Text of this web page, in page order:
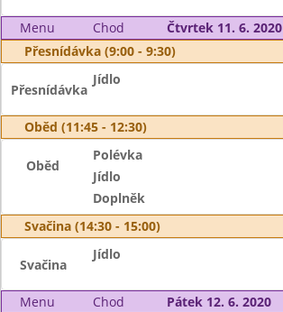
Menu Chod
Čtvrtek 11. 6. 2020
Přesnídávka (9:00 - 9:30)
Přesnídávka
Jídlo
Oběd (11:45 - 12:30)
Oběd
Polévka
Jídlo
Doplněk
Svačina (14:30 - 15:00)
Svačina
Jídlo
Menu Chod
Pátek 12. 6. 2020